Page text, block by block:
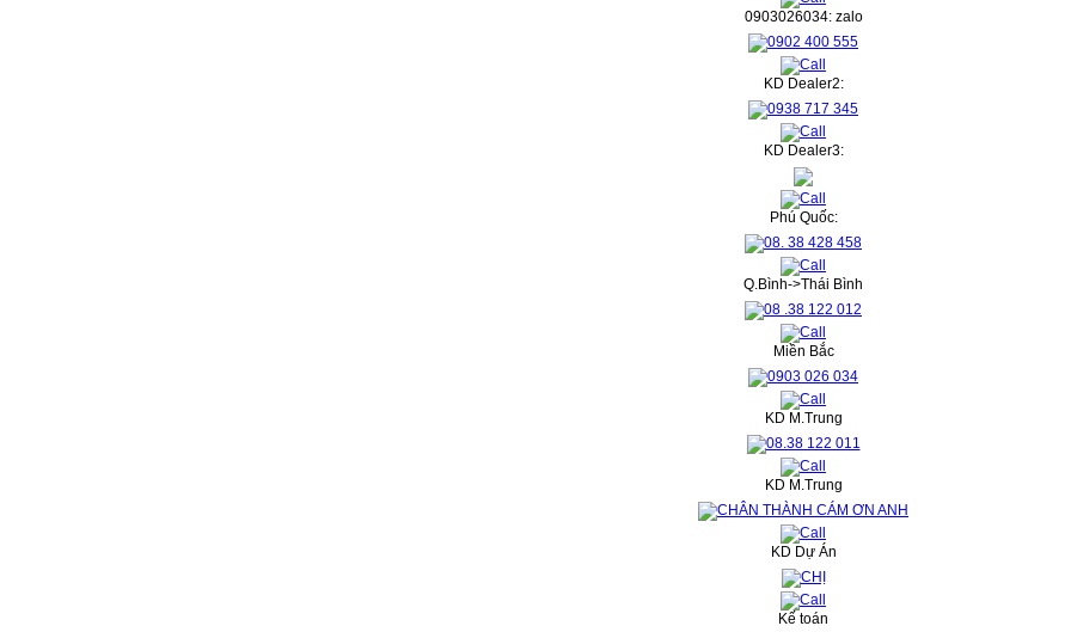
0903026034: zalo
KD Dealer2:
KD Dealer3:
Phú Quốc:
Q.Bình->Thái Bình
Miền Bắc
KD M.Trung
KD M.Trung
KD Dự Án
Kế toán